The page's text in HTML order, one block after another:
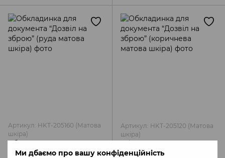
Ми дбаємо про вашу конфіденційність
Артикул: HKT-205160 (Матова
шкіра)
Обкладинка для документа
“Дозвіл на зброю” (руда
Артикул: HKT-205120 (Матова
шкіра)
Обкладинка для документа
“Дозвіл на зброю”